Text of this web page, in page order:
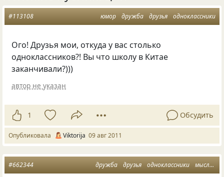
юмор дружба друзья одноклассники
#113108
Ого! Друзья мои, откуда у вас столько
одноклассников?! Вы что школу в Китае
заканчивали?)))
автор не указан
1 Обсудить
Опубликовала Viktorija 09 авг 2011
дружба друзья одноклассники мысли
#662344